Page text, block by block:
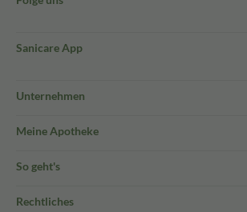
Sanicare App
Unternehmen
Meine Apotheke
So geht's
Rechtliches